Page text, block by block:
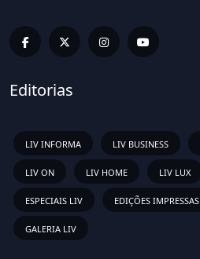
Editorias
LIV INFORMA LIV BUSINESS
LIV ON LIV HOME LIV LUX
ESPECIAIS LIV EDIÇÕES IMPRESSAS
GALERIA LIV